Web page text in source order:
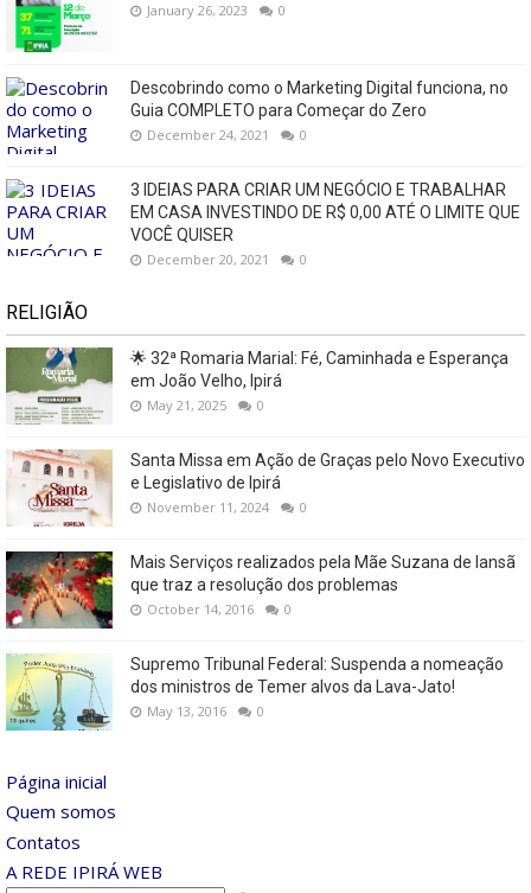
January 26, 2023 0
Descobrindo como o Marketing Digital funciona, no
Guia COMPLETO para Começar do Zero
December 24, 2021 0
3 IDEIAS PARA CRIAR UM NEGÓCIO E TRABALHAR
EM CASA INVESTINDO DE R$ 0,00 ATÉ O LIMITE QUE
VOCÊ QUISER
December 20, 2021 0
RELIGIÃO
🌟 32ª Romaria Marial: Fé, Caminhada e Esperança
em João Velho, Ipirá
May 21, 2025 0
Santa Missa em Ação de Graças pelo Novo Executivo
e Legislativo de Ipirá
November 11, 2024 0
Mais Serviços realizados pela Mãe Suzana de Iansã
que traz a resolução dos problemas
October 14, 2016 0
Supremo Tribunal Federal: Suspenda a nomeação
dos ministros de Temer alvos da Lava-Jato!
May 13, 2016 0
Página inicial
Quem somos
Contatos
A REDE IPIRÁ WEB